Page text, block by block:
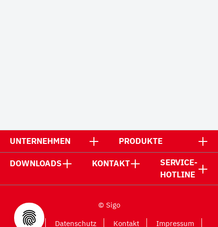
UNTERNEHMEN PRODUKTE
DOWNLOADS KONTAKT
SERVICE-
HOTLINE
© Sigo
AGB
Datenschutz Kontakt Impressum